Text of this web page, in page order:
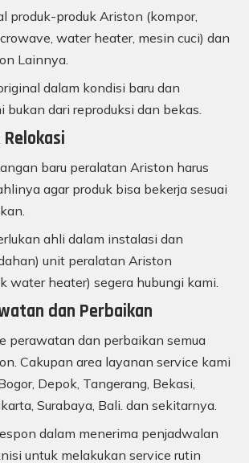
produk-produk Ariston (kompor,
water heater, mesin cuci) dan
Lainnya.
dalam kondisi baru dan
bukan dari reproduksi dan bekas.
baru peralatan Ariston harus
agar produk bisa bekerja sesuai
ahli dalam instalasi dan
unit peralatan Ariston
water heater) segera hubungi kami.
dan Perbaikan
perawatan dan perbaikan semua
Cakupan area layanan service kami
Depok, Tangerang, Bekasi,
Surabaya, Bali. dan sekitarnya.
dalam menerima penjadwalan
untuk melakukan service rutin